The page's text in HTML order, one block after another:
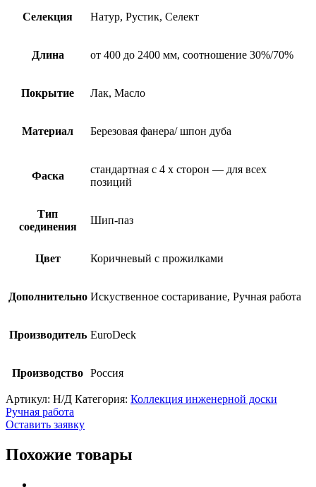
Селекция Натур, Рустик, Селект
Длина от 400 до 2400 мм, соотношение 30%/70%
Покрытие Лак, Масло
Материал Березовая фанера/ шпон дуба
Фаска
стандартная с 4 х сторон — для всех
позиций
Тип
соединения
Шип-паз
Цвет Коричневый с прожилками
Дополнительно Искуственное состаривание, Ручная работа
Производитель EuroDeck
Производство Россия
Артикул: Н/Д Категория: Коллекция инженерной доски
Ручная работа
Оставить заявку
Похожие товары